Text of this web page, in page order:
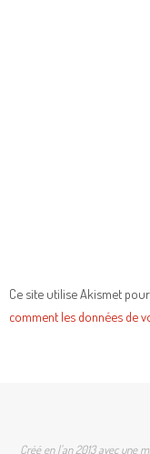
Ce site utilise Akismet
comment les données de
Créé en l'an 2013 avec une